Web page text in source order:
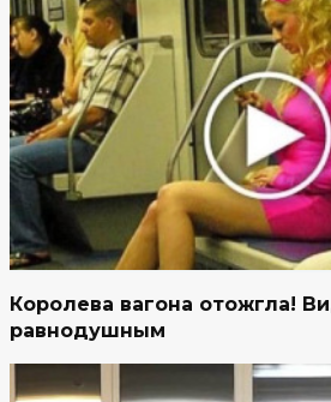
Королева вагона отожгла!
равнодушным